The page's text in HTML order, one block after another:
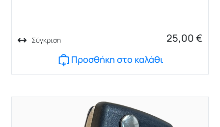
Σύγκριση 25,00€
Προσθήκη στο καλάθι